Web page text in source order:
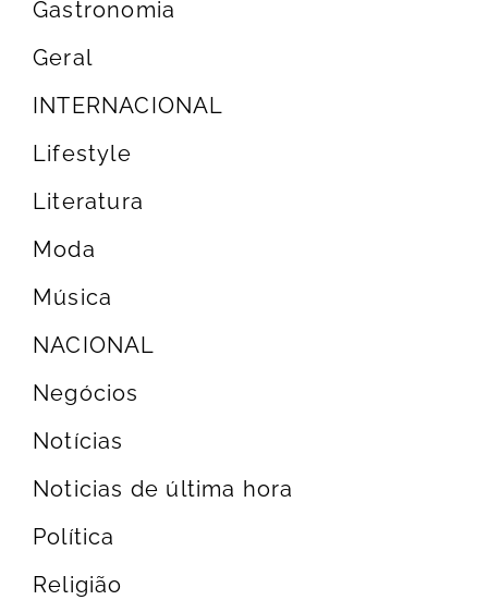
Gastronomia
Geral
INTERNACIONAL
Lifestyle
Literatura
Moda
Música
NACIONAL
Negócios
Notícias
Noticias de última hora
Política
Religião